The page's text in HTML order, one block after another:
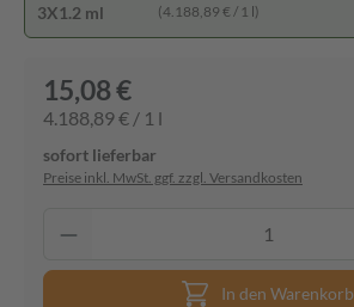
3X1.2 ml (4.188,89 € / 1 l)
15,08 €
4.188,89 € / 1 l
sofort lieferbar
Preise inkl. MwSt. ggf. zzgl. Versandkosten
In den Warenkorb